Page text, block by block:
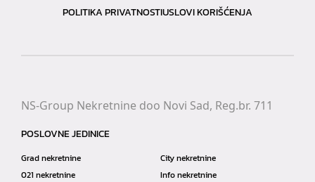
POLITIKA PRIVATNOSTIUSLOVI KORIŠĆENJA
NS-Group Nekretnine doo Novi Sad, Reg.br. 711
POSLOVNE JEDINICE
Grad nekretnine
City nekretnine
021 nekretnine
Info nekretnine